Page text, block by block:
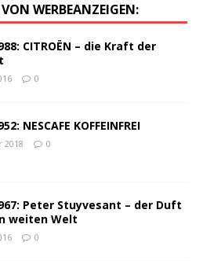
WERBEANZEIGEN:
CITROËN – die Kraft der
0
NESCAFE KOFFEINFREI
2018 0
Peter Stuyvesant – der Duft
weiten Welt
0